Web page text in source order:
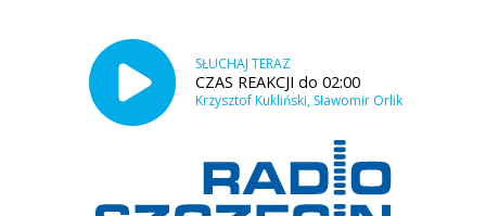
SŁUCHAJ TERAZ
CZAS REAKCJI do 02:00
Krzysztof Kukliński, Sławomir Orlik